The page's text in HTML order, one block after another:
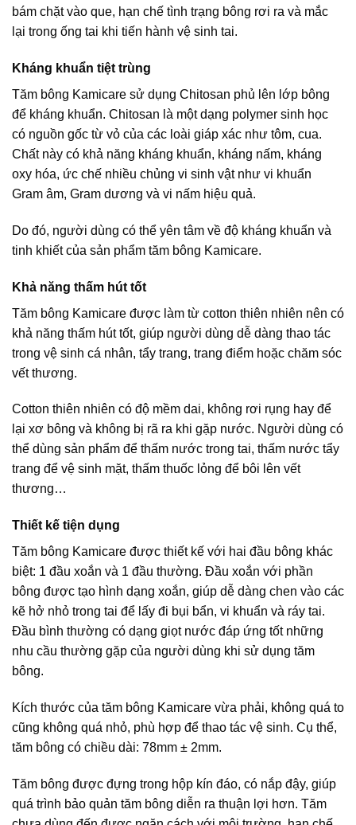
bám chặt vào que, hạn chế tình trạng bông rơi ra và mắc
lại trong ống tai khi tiến hành vệ sinh tai.
Kháng khuẩn tiệt trùng
Tăm bông Kamicare sử dụng Chitosan phủ lên lớp bông
để kháng khuẩn. Chitosan là một dạng polymer sinh học
có nguồn gốc từ vỏ của các loài giáp xác như tôm, cua.
Chất này có khả năng kháng khuẩn, kháng nấm, kháng
oxy hóa, ức chế nhiều chủng vi sinh vật như vi khuẩn
Gram âm, Gram dương và vi nấm hiệu quả.
Do đó, người dùng có thể yên tâm về độ kháng khuẩn và
tinh khiết của sản phẩm tăm bông Kamicare.
Khả năng thấm hút tốt
Tăm bông Kamicare được làm từ cotton thiên nhiên nên có
khả năng thấm hút tốt, giúp người dùng dễ dàng thao tác
trong vệ sinh cá nhân, tẩy trang, trang điểm hoặc chăm sóc
vết thương.
Cotton thiên nhiên có độ mềm dai, không rơi rụng hay để
lại xơ bông và không bị rã ra khi gặp nước. Người dùng có
thể dùng sản phẩm để thấm nước trong tai, thấm nước tẩy
trang để vệ sinh mặt, thấm thuốc lỏng để bôi lên vết
thương…
Thiết kế tiện dụng
Tăm bông Kamicare được thiết kế với hai đầu bông khác
biệt: 1 đầu xoắn và 1 đầu thường. Đầu xoắn với phần
bông được tạo hình dạng xoắn, giúp dễ dàng chen vào các
kẽ hở nhỏ trong tai để lấy đi bụi bẩn, vi khuẩn và ráy tai.
Đầu bình thường có dạng giọt nước đáp ứng tốt những
nhu cầu thường gặp của người dùng khi sử dụng tăm
bông.
Kích thước của tăm bông Kamicare vừa phải, không quá to
cũng không quá nhỏ, phù hợp để thao tác vệ sinh. Cụ thể,
tăm bông có chiều dài: 78mm ± 2mm.
Tăm bông được đựng trong hộp kín đáo, có nắp đậy, giúp
quá trình bảo quản tăm bông diễn ra thuận lợi hơn. Tăm